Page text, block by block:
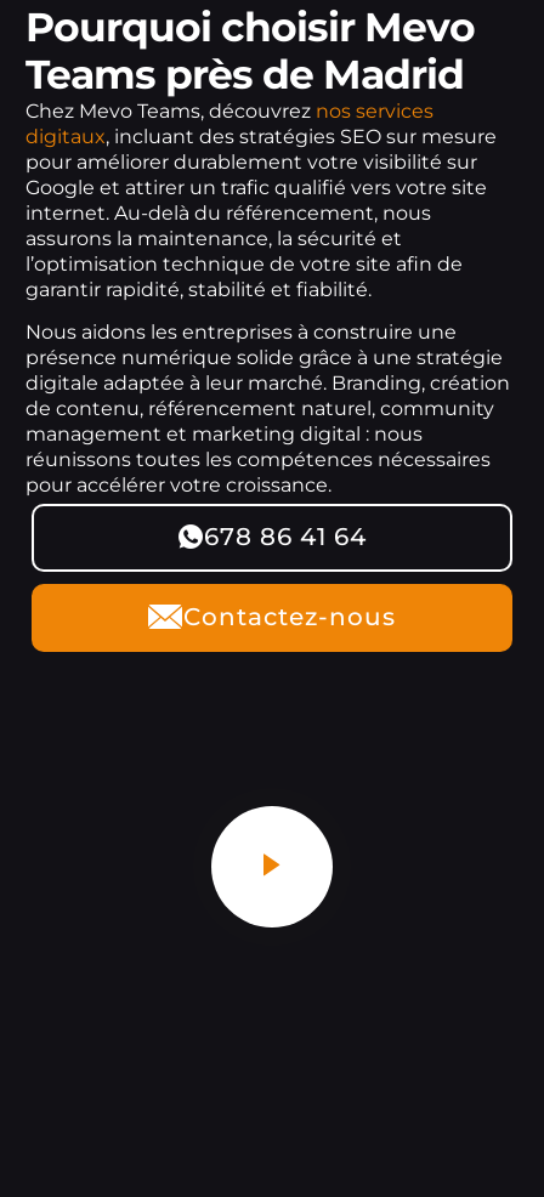
Pourquoi choisir Mevo
Teams près de Madrid
Chez Mevo Teams, découvrez nos services
digitaux, incluant des stratégies SEO sur mesure
pour améliorer durablement votre visibilité sur
Google et attirer un trafic qualifié vers votre site
internet. Au-delà du référencement, nous
assurons la maintenance, la sécurité et
l’optimisation technique de votre site afin de
garantir rapidité, stabilité et fiabilité.
Nous aidons les entreprises à construire une
présence numérique solide grâce à une stratégie
digitale adaptée à leur marché. Branding, création
de contenu, référencement naturel, community
management et marketing digital : nous
réunissons toutes les compétences nécessaires
pour accélérer votre croissance.
678 86 41 64
Contactez-nous